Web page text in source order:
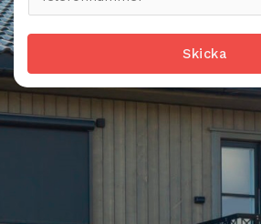
*
e
l
f
o
Skicka